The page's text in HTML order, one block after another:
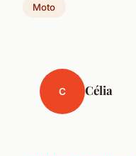
Moto
C Célia